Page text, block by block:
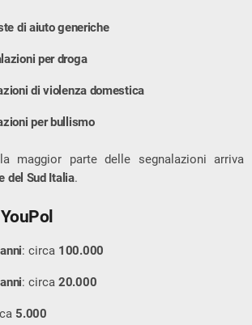
di aiuto generiche
per droga
di violenza domestica
per bullismo
la maggior parte delle segnalazioni arriva
del Sud Italia.
: circa 100.000
: circa 20.000
5.000